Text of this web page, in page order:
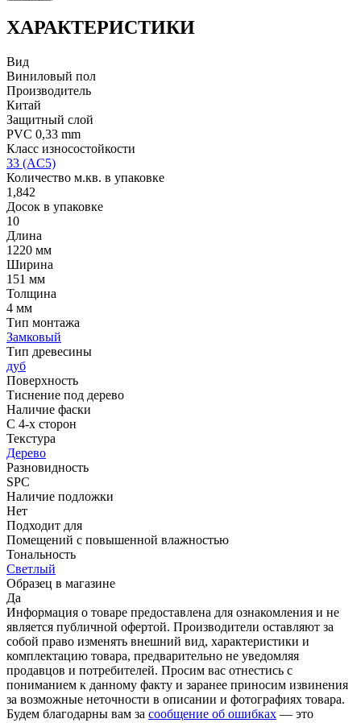
ХАРАКТЕРИСТИКИ
Вид
Виниловый пол
Производитель
Китай
Защитный слой
PVC 0,33 mm
Класс износостойкости
33 (AC5)
Количество м.кв. в упаковке
1,842
Досок в упаковке
10
Длина
1220 мм
Ширина
151 мм
Толщина
4 мм
Тип монтажа
Замковый
Тип древесины
дуб
Поверхность
Тиснение под дерево
Наличие фаски
С 4-х сторон
Текстура
Дерево
Разновидность
SPC
Наличие подложки
Нет
Подходит для
Помещений с повышенной влажностью
Тональность
Светлый
Образец в магазине
Да
Информация о товаре предоставлена для ознакомления и не
является публичной офертой. Производители оставляют за
собой право изменять внешний вид, характеристики и
комплектацию товара, предварительно не уведомляя
продавцов и потребителей. Просим вас отнестись с
пониманием к данному факту и заранее приносим извинения
за возможные неточности в описании и фотографиях товара.
Будем благодарны вам за сообщение об ошибках — это